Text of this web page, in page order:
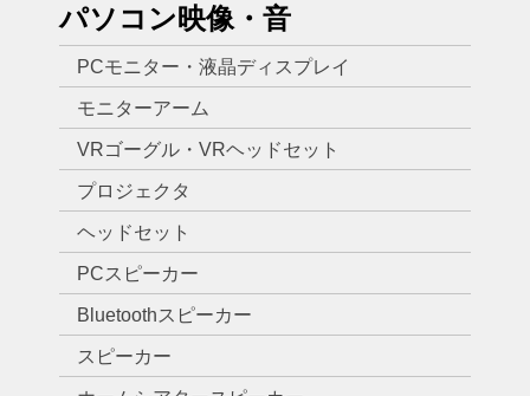
パソコン映像・音
PCモニター・液晶ディスプレイ
モニターアーム
VRゴーグル・VRヘッドセット
プロジェクタ
ヘッドセット
PCスピーカー
Bluetoothスピーカー
スピーカー